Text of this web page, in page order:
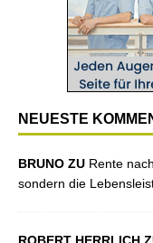
NEUESTE
BRUNO ZU Rente
sondern die